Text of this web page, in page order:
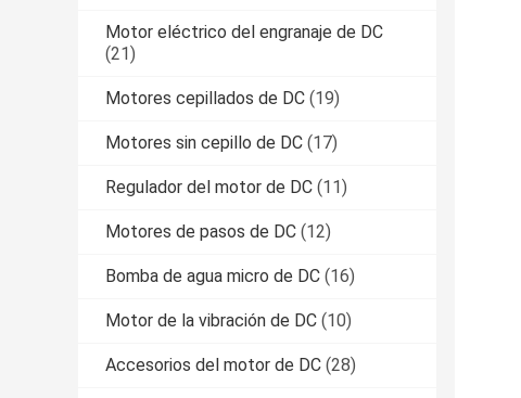
Motor eléctrico del engranaje de DC
(21)
Motores cepillados de DC (19)
Motores sin cepillo de DC (17)
Regulador del motor de DC (11)
Motores de pasos de DC (12)
Bomba de agua micro de DC (16)
Motor de la vibración de DC (10)
Accesorios del motor de DC (28)